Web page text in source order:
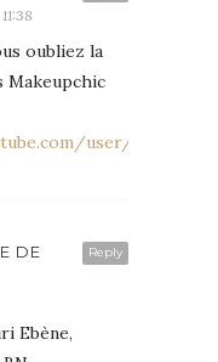
oubliez la
Makeupchic
user/
Reply
DE
Ebène,